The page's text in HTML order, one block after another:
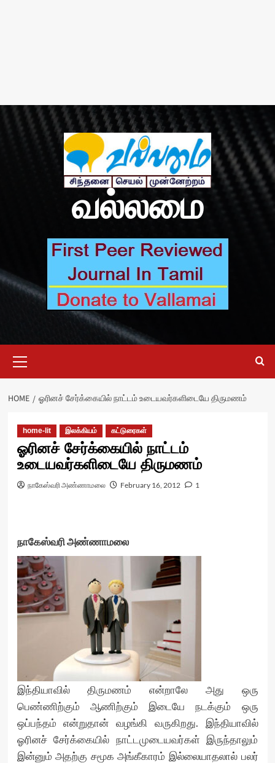
வல்லமை
Menu
HOME ஓரினச் சேர்க்கையில் நாட்டம் உடையவர்களிடையே திருமணம்
home-lit இலக்கியம் கட்டுரைகள்
ஓரினச் சேர்க்கையில் நாட்டம்
உடையவர்களிடையே திருமணம்
நாகேஸ்வரி அண்ணாமலை February 16, 2012 1
நாகேஸ்வரி அண்ணாமலை
இந்தியாவில் திருமணம் என்றாலே அது ஒரு
பெண்ணிற்கும் ஆணிற்கும் இடையே நடக்கும் ஒரு
ஒப்பந்தம் என்றுதான் வழங்கி வருகிறது. இந்தியாவில்
ஓரினச் சேர்க்கையில் நாட்டமுடையவர்கள் இருந்தாலும்
இன்னும் அதற்கு சமூக அங்கீகாரம் இல்லையாதலால் பலர்